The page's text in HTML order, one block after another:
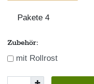
Pakete 4
Zubehör:
mit Rollrost